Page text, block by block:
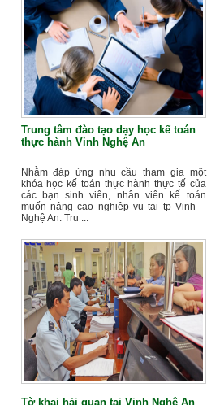
Trung tâm đào tạo dạy học kế toán
thực hành Vinh Nghệ An
Nhằm đáp ứng nhu cầu tham gia một
khóa học kế toán thực hành thực tế của
các bạn sinh viên, nhân viên kế toán
muốn nâng cao nghiệp vụ tại tp Vinh –
Nghệ An. Tru ...
Tờ khai hải quan tại Vinh Nghệ An